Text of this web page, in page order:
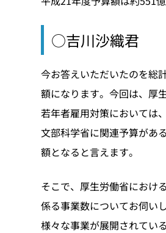
○吉川沙織君
今お答えいただいたのを総
額になります。今回は、厚
若年者雇用対策においては
文部科学省に関連予算があ
額となると言えます。
そこで、厚生労働省におけ
係る事業数についてお伺い
様々な事業が展開されてい